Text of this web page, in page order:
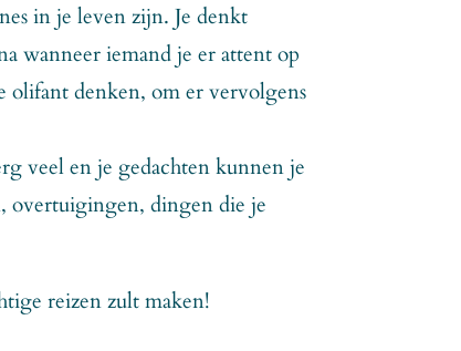
in je leven zijn. Je denkt
wanneer iemand je er attent op
olifant denken, om er vervolgens
veel en je gedachten kunnen je
overtuigingen, dingen die je
reizen zult maken!